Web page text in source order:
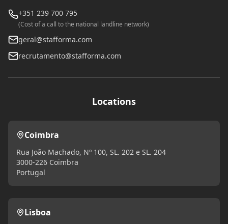
+351 239 700 795
(Cost of a call to the national landline network)
geral@stafforma.com
recrutamento@stafforma.com
Locations
Coimbra
Rua João Machado, Nº 100, SL. 202 e SL. 204
3000-226 Coimbra
Portugal
Lisboa